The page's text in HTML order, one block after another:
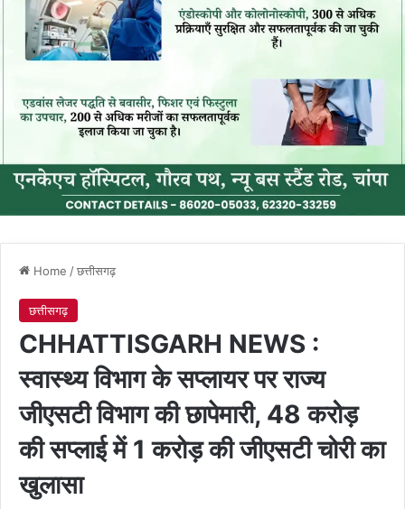
Home /छत्तीसगढ़
छत्तीसगढ़
CHHATTISGARH NEWS :
स्वास्थ्य विभाग के सप्लायर पर राज्य
जीएसटी विभाग की छापेमारी, 48 करोड़
की सप्लाई में 1 करोड़ की जीएसटी चोरी का
खुलासा